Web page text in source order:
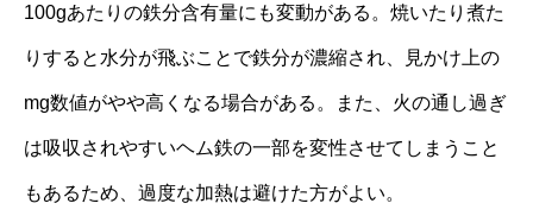
100gあたりの鉄分含有量にも変動がある。焼いたり煮た
りすると水分が飛ぶことで鉄分が濃縮され、見かけ上の
mg数値がやや高くなる場合がある。また、火の通し過ぎ
は吸収されやすいヘム鉄の一部を変性させてしまうこと
もあるため、過度な加熱は避けた方がよい。